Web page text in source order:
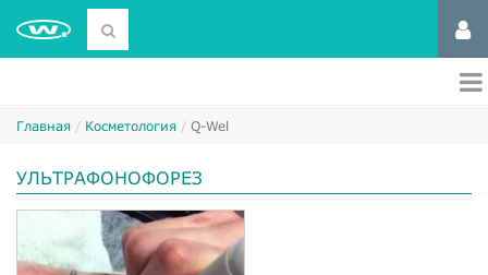
Главная Косметология Q-Wel
УЛЬТРАФОНОФОРЕЗ